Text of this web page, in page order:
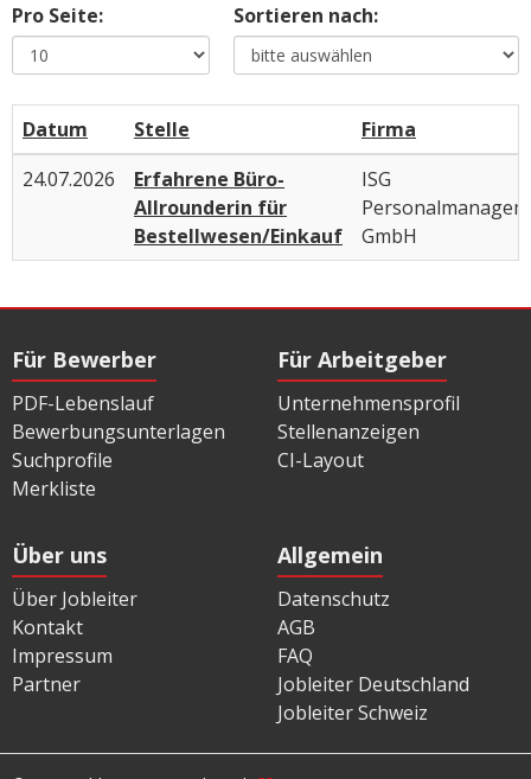
Pro Seite: Sortieren nach:
Datum Stelle
Firma
24.07.2026
Erfahrene Büro-
Allrounderin für
Bestellwesen/Einkauf
ISG
GmbH
Für Bewerber
PDF-Lebenslauf
Bewerbungsunterlagen
Suchprofile
Merkliste
Für Arbeitgeber
Unternehmensprofil
Stellenanzeigen
CI-Layout
Über uns
Über Jobleiter
Kontakt
Impressum
Partner
Allgemein
Datenschutz
AGB
FAQ
Jobleiter Deutschland
Jobleiter Schweiz